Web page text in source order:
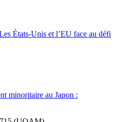
États-Unis et l’EU face au défi
minoritaire au Japon :